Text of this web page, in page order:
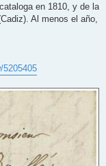
en 1810, y de la
Al menos el año,